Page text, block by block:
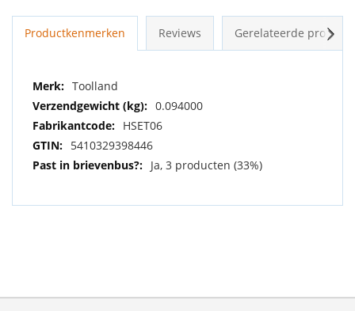
Productkenmerken Reviews Gerelateerde
Meer
informatie
Toolland
0.094000
HSET06
5410329398446
Ja, 3 producten (33%)